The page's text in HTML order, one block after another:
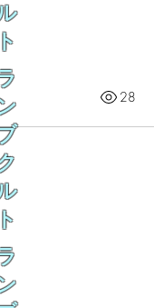
28
ト
ト